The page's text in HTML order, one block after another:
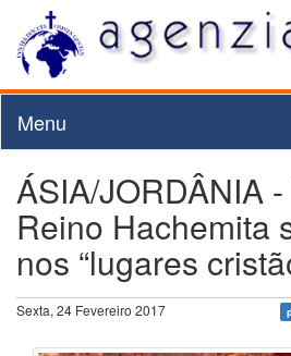
Menu
ÁSIA/JORDÂNIA
Reino Hachemita
nos “lugares
Sexta, 24 Fevereiro 2017